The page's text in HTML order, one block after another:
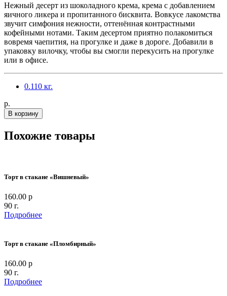
Нежный десерт из шоколадного крема, крема с добавлением
яичного ликера и пропитанного бисквита. Вовкусе лакомства
звучит симфония нежности, оттенённая контрастными
кофейными нотами. Таким десертом приятно полакомиться
вовремя чаепития, на прогулке и даже в дороге. Добавили в
упаковку вилочку, чтобы вы смогли перекусить на прогулке
или в офисе.
0.110 кг.
p.
В корзину
Похожие товары
Торт в стакане «Вишневый»
160.00 р
90 г.
Подробнее
Торт в стакане «Пломбирный»
160.00 р
90 г.
Подробнее